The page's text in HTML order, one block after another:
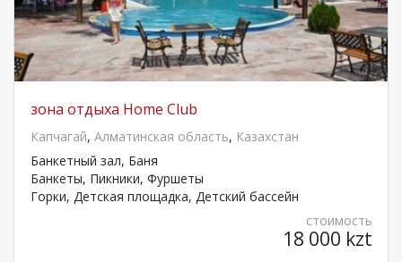
зона отдыха Home Club
Капчагай, Алматинская область, Казахстан
Банкетный зал, Баня
Банкеты, Пикники, Фуршеты
Горки, Детская площадка, Детский бассейн
стоимость
18 000 kzt